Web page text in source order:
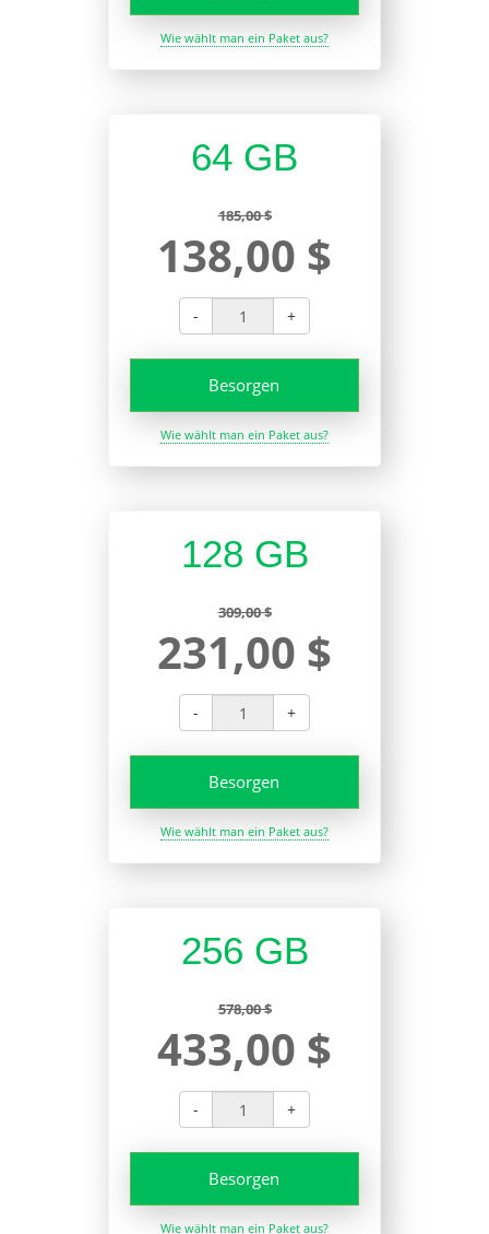
Wie wählt man ein Paket aus?
64 GB
185,00 $
138,00 $
- +
Besorgen
Wie wählt man ein Paket aus?
128 GB
309,00 $
231,00 $
- +
Besorgen
Wie wählt man ein Paket aus?
256 GB
578,00 $
433,00 $
- +
Besorgen
Wie wählt man ein Paket aus?